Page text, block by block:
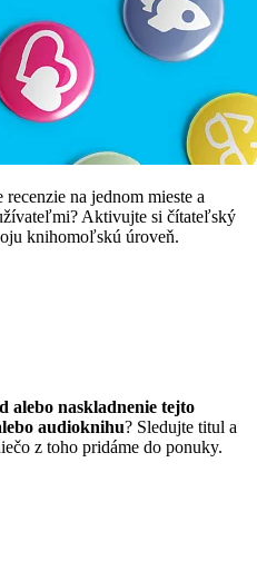
na jednom mieste a
Aktivujte si čítateľský
knihomoľskú úroveň.
alebo naskladnenie tejto
audioknihu? Sledujte titul a
z toho pridáme do ponuky.